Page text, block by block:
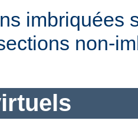
imbriquées
non-